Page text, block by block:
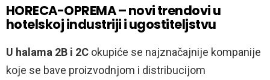
HORECA-OPREMA – novi trendovi u
hotelskoj industriji i ugostiteljstvu
U halama 2B i 2C okupiće se najznačajnije kompanije
koje se bave proizvodnjom i distribucijom